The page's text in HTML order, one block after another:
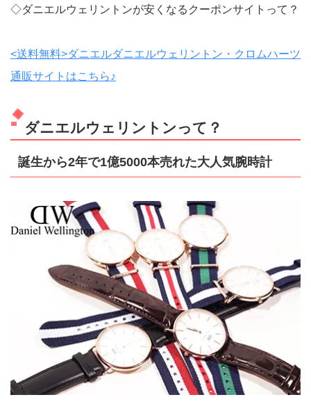
◇ダニエルウェリントンが安くなるクーポンサイトって？
<送料無料>ダニエルダニエルウェリントン・クロムハーツ
通販サイトはこちら♪
ダニエルウェリントンって？
誕生から2年で1億5000本売れた大人気腕時計